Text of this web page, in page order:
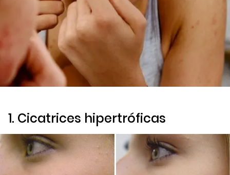
1. Cicatrices hipertróficas